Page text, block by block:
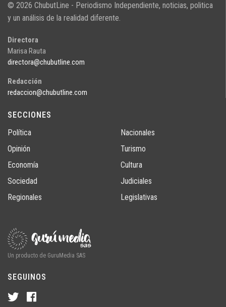
© 2026 ChubutLine - Periodismo Independiente, noticias, politica
y un análisis de la realidad diferente.
Directora
Marisa Rauta
directora@chubutline.com
Redacción
redaccion@chubutline.com
SECCIONES
Política
Opinión
Economía
Sociedad
Regionales
Nacionales
Turismo
Cultura
Judiciales
Legislativas
Un producto de GuruMedia SAS
SEGUINOS